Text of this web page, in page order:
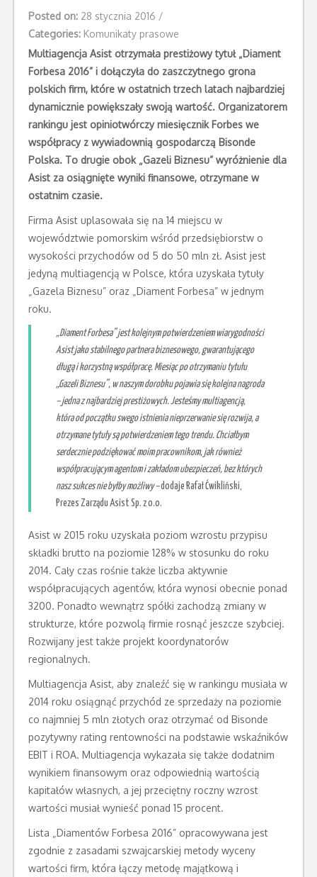
Posted on: 28 stycznia 2016 /
Categories: Komunikaty prasowe
Multiagencja Asist otrzymała prestiżowy tytuł „Diament
Forbesa 2016” i dołączyła do zaszczytnego grona
polskich firm, które w ostatnich trzech latach najbardziej
dynamicznie powiększały swoją wartość. Organizatorem
rankingu jest opiniotwórczy miesięcznik Forbes we
współpracy z wywiadownią gospodarczą Bisonde
Polska. To drugie obok „Gazeli Biznesu” wyróżnienie dla
Asist za osiągnięte wyniki finansowe, otrzymane w
ostatnim czasie.
Firma Asist uplasowała się na 14 miejscu w
województwie pomorskim wśród przedsiębiorstw o
wysokości przychodów od 5 do 50 mln zł. Asist jest
jedyną multiagencją w Polsce, która uzyskała tytuły
„Gazela Biznesu” oraz „Diament Forbesa” w jednym
roku.
„Diament Forbesa” jest kolejnym potwierdzeniem wiarygodności
Asist jako stabilnego partnera biznesowego, gwarantującego
długą i korzystną współpracę. Miesiąc po otrzymaniu tytułu
„Gazeli Biznesu”, w naszym dorobku pojawia się kolejna nagroda
– jedna z najbardziej prestiżowych. Jesteśmy multiagencją,
która od początku swego istnienia nieprzerwanie się rozwija, a
otrzymane tytuły są potwierdzeniem tego trendu. Chciałbym
serdecznie podziękować moim pracownikom, jak również
współpracującym agentom i zakładom ubezpieczeń, bez których
nasz sukces nie byłby możliwy –dodaje Rafał Ćwikliński,
Prezes Zarządu Asist Sp. z o.o.
Asist w 2015 roku uzyskała poziom wzrostu przypisu
składki brutto na poziomie 128% w stosunku do roku
2014. Cały czas rośnie także liczba aktywnie
współpracujących agentów, która wynosi obecnie ponad
3200. Ponadto wewnątrz spółki zachodzą zmiany w
strukturze, które pozwolą firmie rosnąć jeszcze szybciej.
Rozwijany jest także projekt koordynatorów
regionalnych.
Multiagencja Asist, aby znaleźć się w rankingu musiała w
2014 roku osiągnąć przychód ze sprzedaży na poziomie
co najmniej 5 mln złotych oraz otrzymać od Bisonde
pozytywny rating rentowności na podstawie wskaźników
EBIT i ROA. Multiagencja wykazała się także dodatnim
wynikiem finansowym oraz odpowiednią wartością
kapitałów własnych, a jej przeciętny roczny wzrost
wartości musiał wynieść ponad 15 procent.
Lista „Diamentów Forbesa 2016” opracowywana jest
zgodnie z zasadami szwajcarskiej metody wyceny
wartości firm, która łączy metodę majątkową i